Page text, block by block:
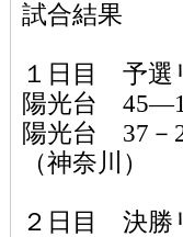
試合結果
１日目 予選
陽光台
陽光台 37－
（神奈川）
２日目 決勝